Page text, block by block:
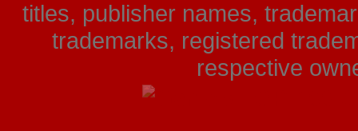
titles, publisher names,
trademarks, registered
respective